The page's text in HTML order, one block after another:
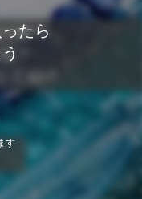
たら
す